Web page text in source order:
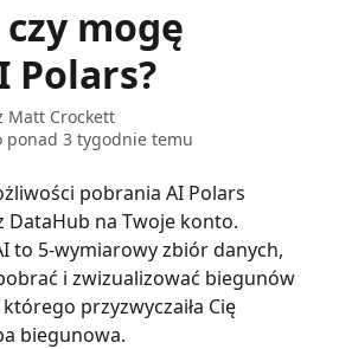
mogę
Polars?
Matt Crockett
ponad 3 tygodnie temu
pobrania AI Polars
na Twoje konto.
to 5-wymiarowy zbiór danych,
i zwizualizować biegunów
przyzwyczaiła Cię
biegunowa.